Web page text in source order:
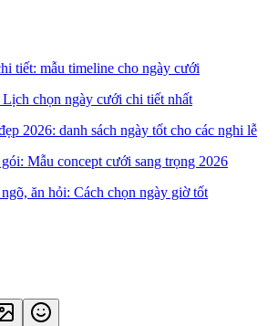
tiết: mẫu timeline cho ngày cưới
chọn ngày cưới chi tiết nhất
2026: danh sách ngày tốt cho các nghi lễ
Mẫu concept cưới sang trọng 2026
ăn hỏi: Cách chọn ngày giờ tốt